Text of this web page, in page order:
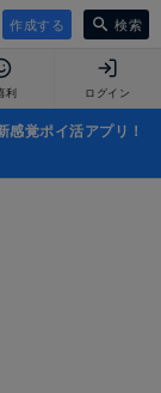
作成する 検索
利 ログイン
覚ポイ活アプリ！